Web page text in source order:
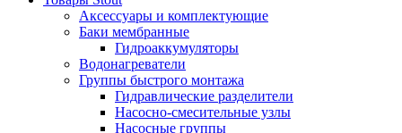
Аксессуары и комплектующие
Баки мембранные
Гидроаккумуляторы
Водонагреватели
Группы быстрого монтажа
Гидравлические разделители
Насосно-смесительные узлы
Насосные группы